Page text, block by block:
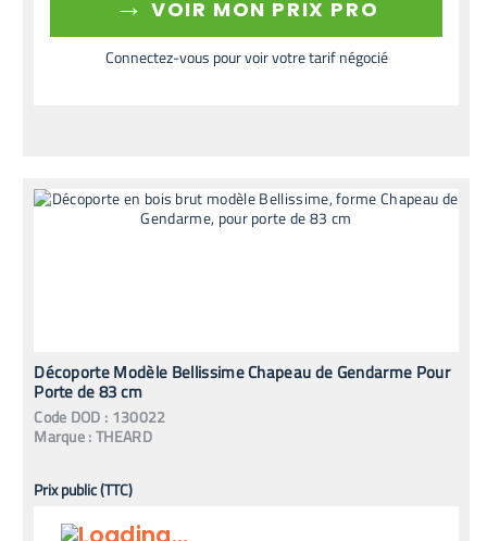
VOIR MON PRIX PRO
Connectez-vous pour voir votre tarif négocié
Décoporte Modèle Bellissime Chapeau de Gendarme Pour
Porte de 83 cm
Code DOD : 130022
Marque :THEARD
Prix public (TTC)